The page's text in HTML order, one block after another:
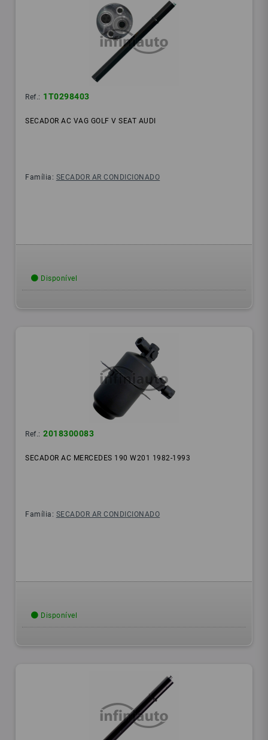
Ref.: 1T0298403
SECADOR AC VAG GOLF V SEAT AUDI
Família: SECADOR AR CONDICIONADO
Disponível
Ref.: 2018300083
SECADOR AC MERCEDES 190 W201 1982-1993
Família: SECADOR AR CONDICIONADO
Disponível